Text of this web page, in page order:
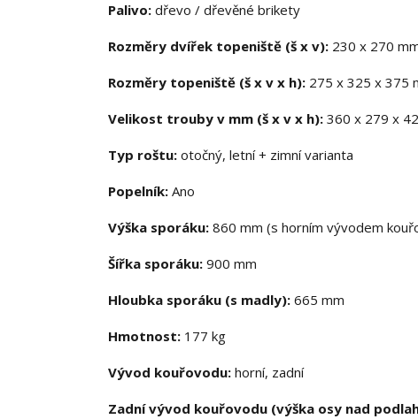
Palivo: dřevo / dřevěné brikety
Rozměry dvířek topeniště (š x v): 230 x 270
Rozměry topeniště (š x v x h): 275 x 325 x 375
Velikost trouby v mm (š x v x h): 360 x 279 x
Typ roštu: otočný, letní + zimní varianta
Popelník: Ano
Výška sporáku: 860 mm (s horním vývodem
Šířka sporáku: 900 mm
Hloubka sporáku (s madly): 665 mm
Hmotnost: 177 kg
Vývod kouřovodu: horní, zadní
Zadní vývod kouřovodu (výška osy nad